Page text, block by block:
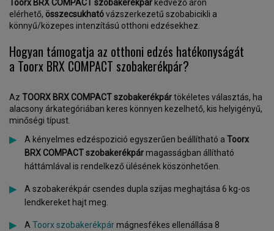
Toorx BRX COMPACT szobakerékpár kedvező áron
elérhető, összecsukhatóvázszerkezetű szobabicikli a
könnyű/közepes intenzítású otthoni edzésekhez.
Hogyan támogatja az otthoni edzés hatékonyságát
a Toorx BRX COMPACT szobakerékpár?
Az TOORX BRX COMPACT szobakerékpártökéletes választás, ha
alacsony árkategóriában keres könnyen kezelhető, kis helyigényű,
minőségi típust.
A kényelmes edzéspozició egyszerűen beállítható a Toorx
BRX COMPACT szobakerékpármagasságban állítható
háttámlával is rendelkező ülésének köszönhetően.
A szobakerékpár csendes dupla szíjas meghajtása 6 kg-os
lendkereket hajt meg.
A Toorx szobakerékpármágnesfékes ellenállása 8